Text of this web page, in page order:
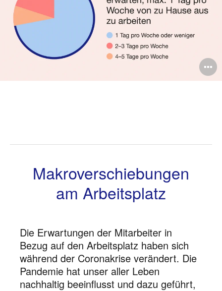
Makroverschiebungen
am Arbeitsplatz
Die Erwartungen der Mitarbeiter in
Bezug auf den Arbeitsplatz haben sich
während der Coronakrise verändert. Die
Pandemie hat unser aller Leben
nachhaltig beeinflusst und dazu geführt,